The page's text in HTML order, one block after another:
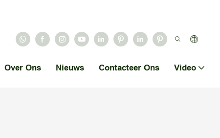
Over Ons Nieuws Contacteer Ons Video